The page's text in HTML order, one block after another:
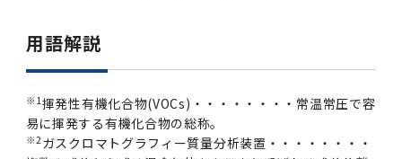
用語解説
※1 揮発性有機化合物(VOCs)・・・・・・・・常温常圧で容
易に揮発する有機化合物の総称。
※2 ガスクロマトグラフィー質量分析装置・・・・・・・・